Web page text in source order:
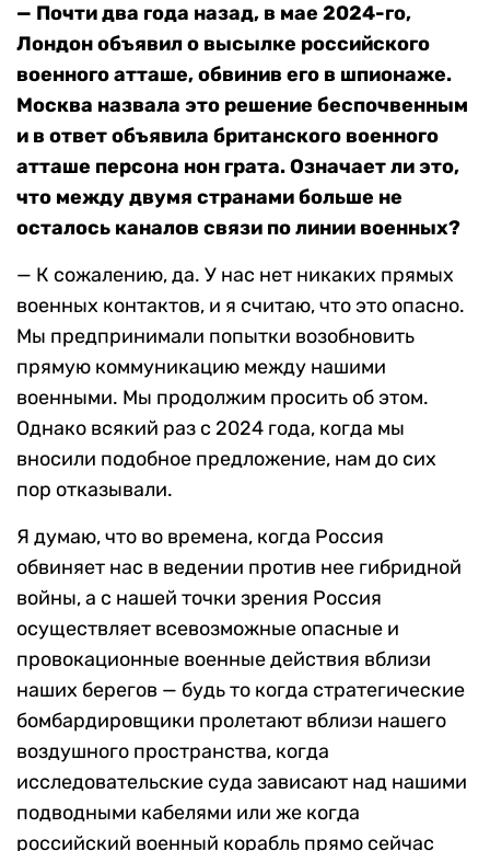
— Почти два года назад, в мае 2024-го,
Лондон объявил о высылке российского
военного атташе, обвинив его в шпионаже.
Москва назвала это решение беспочвенным
и в ответ объявила британского военного
атташе персона нон грата. Означает ли это,
что между двумя странами больше не
осталось каналов связи по линии военных?
— К сожалению, да. У нас нет никаких прямых
военных контактов, и я считаю, что это опасно.
Мы предпринимали попытки возобновить
прямую коммуникацию между нашими
военными. Мы продолжим просить об этом.
Однако всякий раз с 2024 года, когда мы
вносили подобное предложение, нам до сих
пор отказывали.
Я думаю, что во времена, когда Россия
обвиняет нас в ведении против нее гибридной
войны, а с нашей точки зрения Россия
осуществляет всевозможные опасные и
провокационные военные действия вблизи
наших берегов — будь то когда стратегические
бомбардировщики пролетают вблизи нашего
воздушного пространства, когда
исследовательские суда зависают над нашими
подводными кабелями или же когда
российский военный корабль прямо сейчас